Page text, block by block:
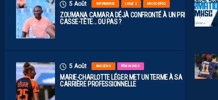
5 Août INFIRMERIE LIGUE 2 MHSC-DFCO
ZOUMANA CAMARA DÉJÀ CONFRONTÉ À UN PREMIER
CASSE-TÊTE… OU PAS ?
5 Août ANCIENS FÉMININES
MARIE-CHARLOTTE LÉGER MET UN TERME À SA
CARRIÈRE PROFESSIONNELLE